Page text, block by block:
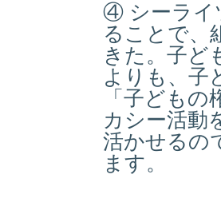
④ シーライ
ることで、
きた。子ど
よりも、子
「子ども
カシー活動
活かせるの
ます。